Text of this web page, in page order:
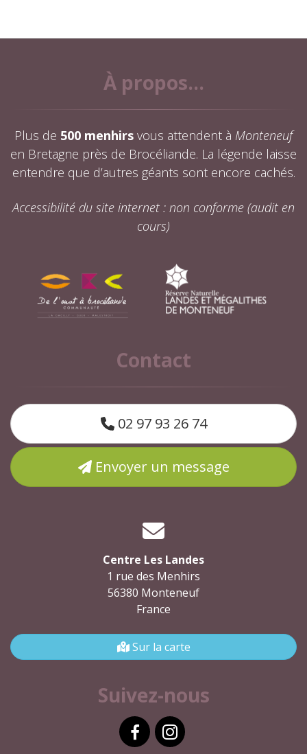
À propos...
Plus de 500 menhirs vous attendent à Monteneuf
en Bretagne près de Brocéliande. La légende laisse
entendre que d’autres géants sont encore cachés.
Accessibilité du site internet : non conforme (audit en
cours)
Contact
02 97 93 26 74
Envoyer un message
Centre Les Landes
1 rue des Menhirs
56380 Monteneuf
France
Sur la carte
Suivez-nous